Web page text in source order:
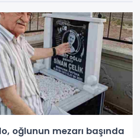
oğlunun mezarı başında